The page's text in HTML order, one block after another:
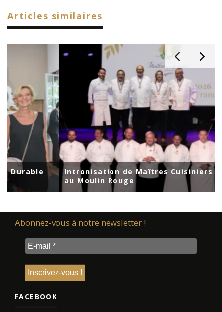
Articles similaires
Intronisation de Maîtres Cuisiniers de France
au Moulin Rouge
Abonnez-vous à notre newsletter !
FACEBOOK